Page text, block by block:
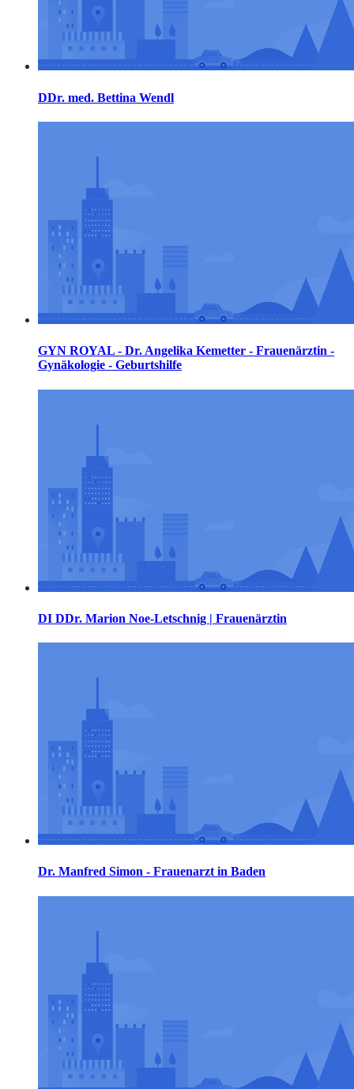
DDr. med. Bettina Wendl
GYN ROYAL - Dr. Angelika Kemetter - Frauenärztin -
Gynäkologie - Geburtshilfe
DI DDr. Marion Noe-Letschnig | Frauenärztin
Dr. Manfred Simon - Frauenarzt in Baden